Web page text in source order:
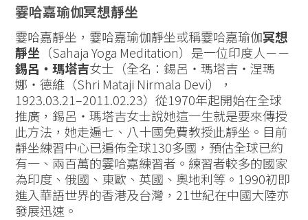
霎哈嘉瑜伽冥想靜坐
霎哈嘉靜坐，霎哈嘉瑜伽靜坐或稱霎哈嘉瑜伽冥想
靜坐 （Sahaja Yoga Meditation）是一位印度人－－
錫呂‧瑪塔吉女士（全名：錫呂‧瑪塔吉‧涅瑪
娜‧德維（Shri Mataji Nirmala Devi），
1923.03.21–2011.02.23）從1970年起開始在全球
推廣，錫呂‧瑪塔吉女士說她這一生就是要來傳授
此方法，她走遍七、八十國免費教授此靜坐。目前
靜坐練習中心已遍佈全球130多國，預估全球已約
有一、兩百萬的霎哈嘉練習者。練習者較多的國家
為印度、俄國、東歐、英國、奧地利等。1990初即
進入華語世界的香港及台灣，21世紀在中國大陸亦
發展迅速。